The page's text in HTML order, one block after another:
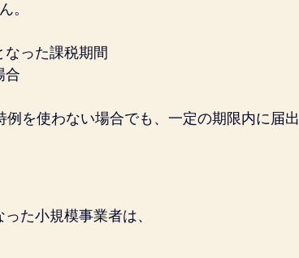
。
った課税期間
合
を使わない場合でも、一定の期限内に届出
た小規模事業者は、